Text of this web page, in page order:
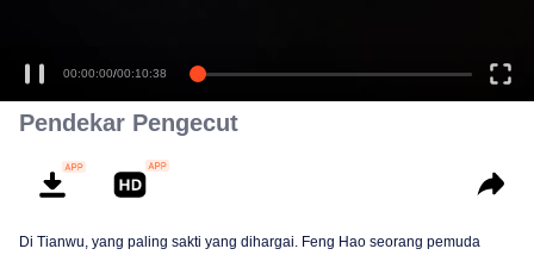
00:00:00/00:10:38
Pendekar Pengecut
Di Tianwu, yang paling sakti yang dihargai. Feng Hao seorang pemuda